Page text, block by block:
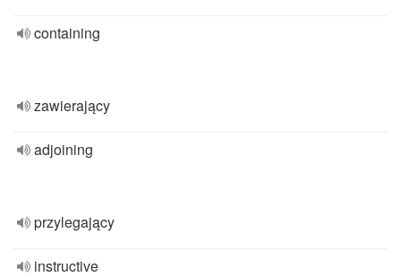
containing
zawierający
adjoining
przylegający
instructive